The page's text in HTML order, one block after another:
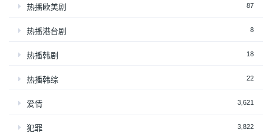
热播欧美剧 87
热播港台剧 8
热播韩剧 18
热播韩综 22
爱情 3,621
犯罪 3,822